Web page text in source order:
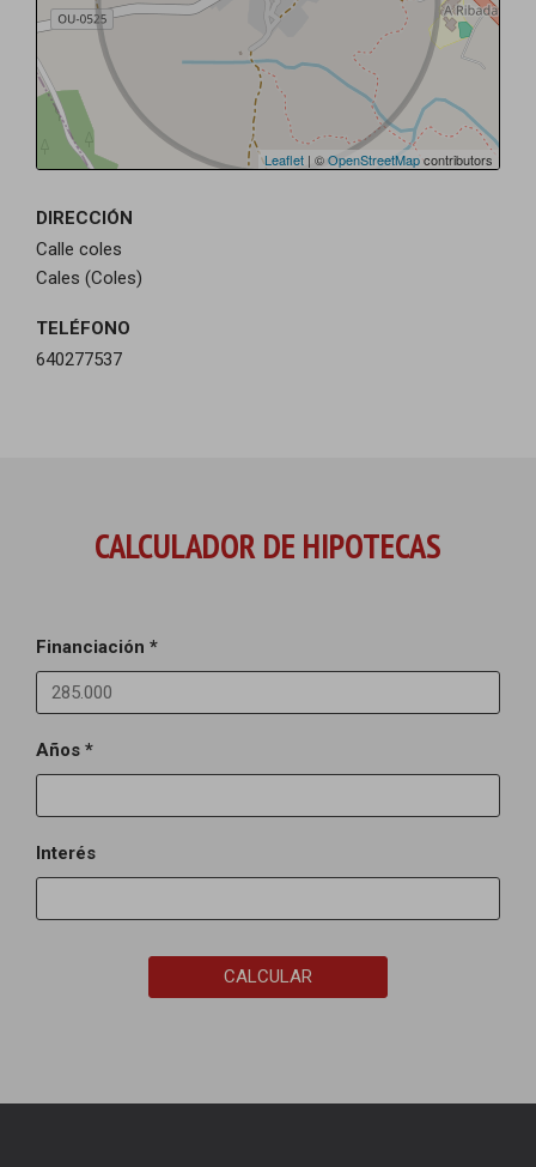
Leaflet | ©OpenStreetMapcontributors
DIRECCIÓN
Calle coles
Cales (Coles)
TELÉFONO
640277537
CALCULADOR DE HIPOTECAS
Financiación *
Años *
Interés
CALCULAR